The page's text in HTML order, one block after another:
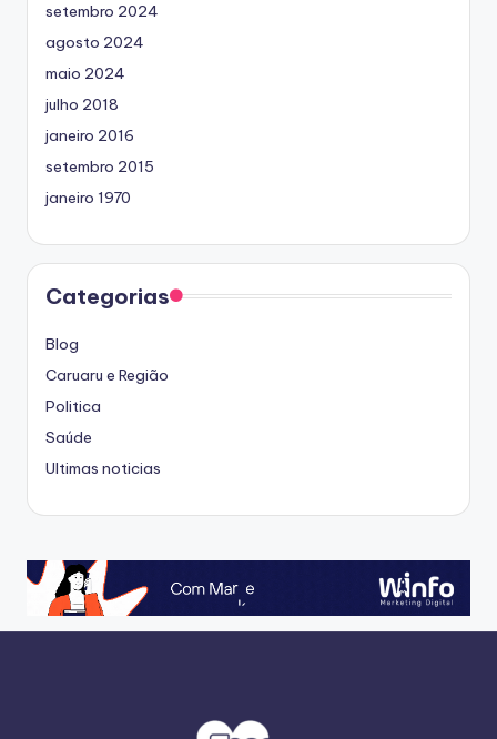
setembro 2024
agosto 2024
maio 2024
julho 2018
janeiro 2016
setembro 2015
janeiro 1970
Categorias
Blog
Caruaru e Região
Politica
Saúde
Ultimas noticias